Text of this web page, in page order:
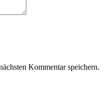
Kommentar speichern.